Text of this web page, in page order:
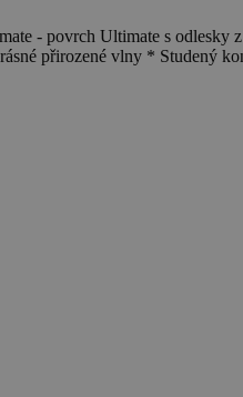
- povrch Ultimate s odlesky
přirozené vlny * Studený